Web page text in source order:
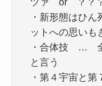
・新形態はひ
ットへの思いも
・合体技 … 全
と言う
・第４宇宙と